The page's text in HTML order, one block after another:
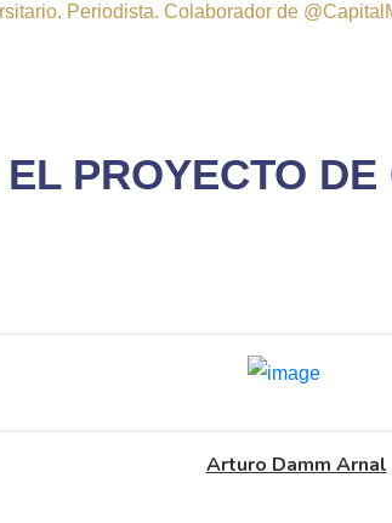
Periodista. Colaborador de
PROYECTO
Arturo Damm Arnal